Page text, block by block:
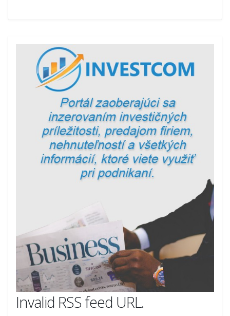
Invalid RSS feed URL.